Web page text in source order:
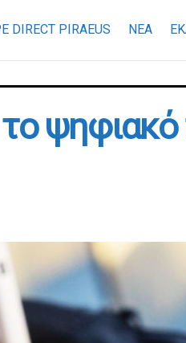
DIRECT PIRAEUS ΝΕΑ